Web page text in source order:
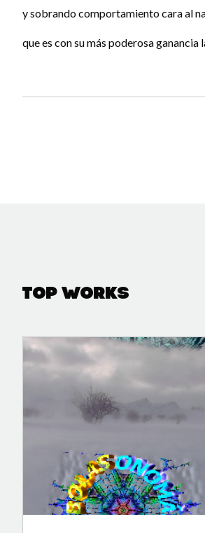
y sobrando comportamiento cara al
que es con su más poderosa ganancia
Top Works